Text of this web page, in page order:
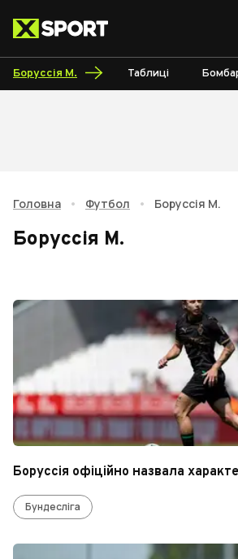
Боруссія М. Таблиці
Головна • Футбол • Боруссія М.
Боруссія М.
Боруссія офіційно назвала
Бундесліга